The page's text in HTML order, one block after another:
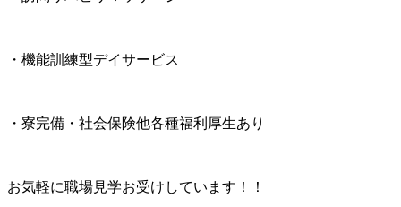
・機能訓練型デイサービス
・寮完備・社会保険他各種福利厚生あり
お気軽に職場見学お受けしています！！